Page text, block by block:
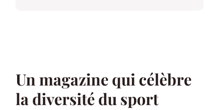
Un magazine qui célèbre
la diversité du sport